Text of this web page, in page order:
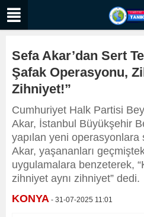
Sefa Akar’dan Sert
Şafak Operasyonu,
Zihniyet!”
Cumhuriyet Halk Partisi
Akar, İstanbul Büyükşehir
yapılan yeni
Akar, yaşananları
uygulamalara benzeterek,
zihniyet aynı zihniyet” dedi.
KONYA - 31-07-2025 11:01